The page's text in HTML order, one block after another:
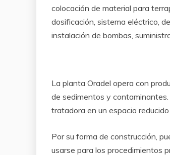
colocación de material para
dosificación, sistema eléctrico,
instalación de bombas,
La planta Oradel opera con
de sedimentos y
tratadora en un espacio
Por su forma de construcción,
usarse para los procedimientos